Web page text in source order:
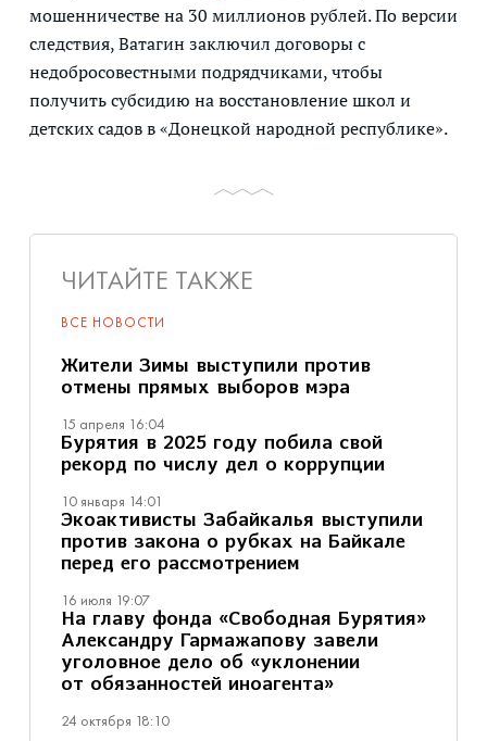
мошенничестве на 30 миллионов рублей. По версии
следствия, Ватагин заключил договоры с
недобросовестными подрядчиками, чтобы
получить субсидию на восстановление школ и
детских садов в «Донецкой народной республике».
ЧИТАЙТЕ ТАКЖЕ
ВСЕ НОВОСТИ
Жители Зимы выступили против
отмены прямых выборов мэра
15 апреля 16:04
Бурятия в 2025 году побила свой
рекорд по числу дел о коррупции
10 января 14:01
Экoактивисты Забайкалья выступили
против закона о рубках на Байкале
перед его рассмотрением
16 июля 19:07
На главу фонда «Свободная Бурятия»
Александру Гармажапову завели
уголовное дело об «уклонении
от обязанностей иноагента»
24 октября 18:10